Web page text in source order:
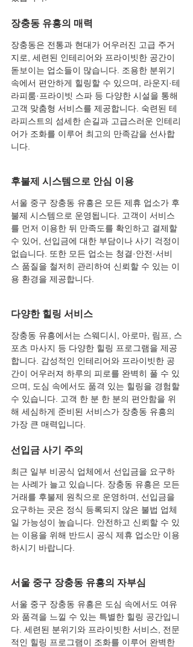
장충동 유흥의 매력
장충동은 전통과 현대가 어우러진 고급 주거
지로, 세련된 인테리어와 프라이빗한 공간이
돋보이는 업소들이 많습니다. 조용한 분위기
속에서 편안하게 힐링할 수 있으며, 라운지·테
라피룸·프라이빗 스파 등 다양한 시설을 통해
고객 맞춤형 서비스를 제공합니다. 숙련된 테
라피스트의 섬세한 손길과 고급스러운 인테리
어가 조화를 이루어 최고의 만족감을 선사합
니다.
후불제 시스템으로 안심 이용
서울 중구 장충동 유흥은 모든 제휴 업소가 후
불제 시스템으로 운영됩니다. 고객이 서비스
를 먼저 이용한 뒤 만족도를 확인하고 결제할
수 있어, 선입금에 대한 부담이나 사기 걱정이
없습니다. 또한 모든 업소는 청결·안전·서비
스 품질을 철저히 관리하여 신뢰할 수 있는 이
용 환경을 제공합니다.
다양한 힐링 서비스
장충동 유흥에서는 스웨디시, 아로마, 림프, 스
포츠 마사지 등 다양한 힐링 프로그램을 제공
합니다. 감성적인 인테리어와 프라이빗한 공
간이 어우러져 하루의 피로를 완벽히 풀 수 있
으며, 도심 속에서도 품격 있는 힐링을 경험할
수 있습니다. 고객 한 분 한 분의 편안함을 위
해 세심하게 준비된 서비스가 장충동 유흥의
가장 큰 매력입니다.
선입금 사기 주의
최근 일부 비공식 업체에서 선입금을 요구하
는 사례가 늘고 있습니다. 장충동 유흥은 모든
거래를 후불제 원칙으로 운영하며, 선입금을
요구하는 곳은 정식 등록되지 않은 불법 업체
일 가능성이 높습니다. 안전하고 신뢰할 수 있
는 이용을 위해 반드시 공식 제휴 업소만 이용
하시기 바랍니다.
서울 중구 장충동 유흥의 자부심
서울 중구 장충동 유흥은 도심 속에서도 여유
와 품격을 느낄 수 있는 특별한 힐링 공간입니
다. 세련된 분위기와 프라이빗한 서비스, 전문
적인 힐링 프로그램이 조화를 이루어 완벽한